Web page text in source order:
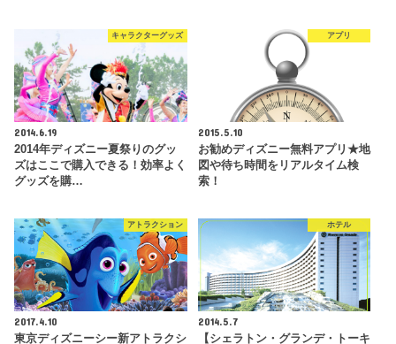
キャラクターグッズ
2014.6.19
2014年ディズニー夏祭りのグッ
ズはここで購入できる！効率よく
グッズを購…
アプリ
2015.5.10
お勧めディズニー無料アプリ★地
図や待ち時間をリアルタイム検
索！
アトラクション
2017.4.10
東京ディズニーシー新アトラクシ
ホテル
2014.5.7
【シェラトン・グランデ・トーキ